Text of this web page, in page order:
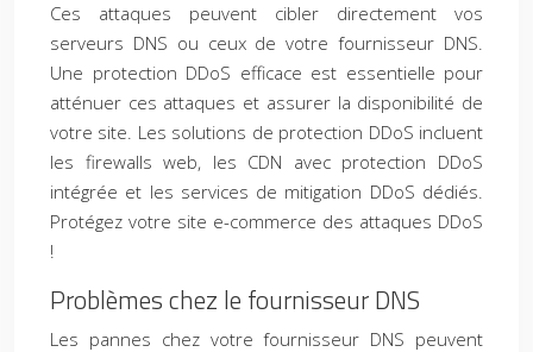
Ces attaques peuvent cibler directement vos
serveurs DNS ou ceux de votre fournisseur DNS.
Une protection DDoS efficace est essentielle pour
atténuer ces attaques et assurer la disponibilité de
votre site. Les solutions de protection DDoS incluent
les firewalls web, les CDN avec protection DDoS
intégrée et les services de mitigation DDoS dédiés.
Protégez votre site e-commerce des attaques DDoS
!
Problèmes chez le fournisseur DNS
Les pannes chez votre fournisseur DNS peuvent